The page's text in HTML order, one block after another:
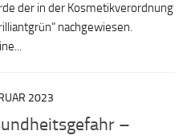
der in der Kosmetikverordnung
nachgewiesen.
2023
–